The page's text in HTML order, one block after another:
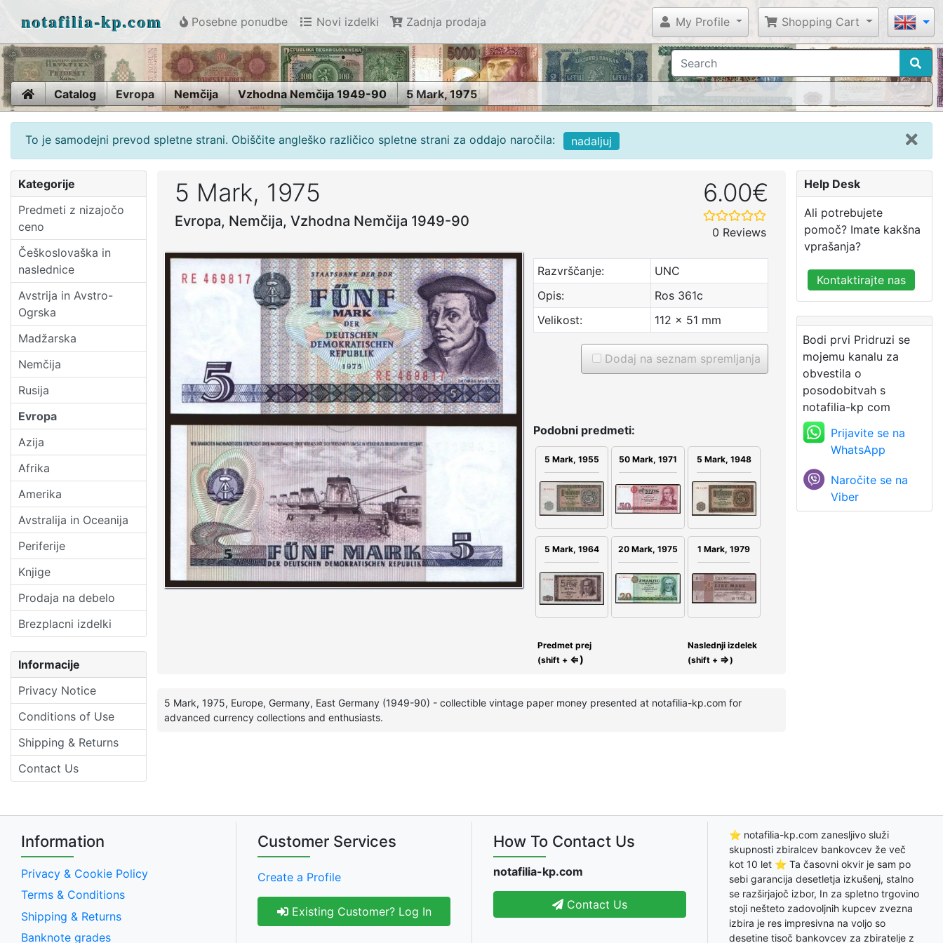
notafilia-kp.com Posebne ponudbe Novi izdelki Zadnja prodaja My Profile Shopping Cart
HomeCatalog Evropa Nemčija Vzhodna Nemčija 1949-90 5 Mark, 1975
To je samodejni prevod spletne strani. Obiščite angleško različico spletne strani za oddajo naročila: nadaljuj
Kategorije
Predmeti z nizajočo
ceno
Češkoslovaška in
naslednice
Avstrija in Avstro-
Ogrska
Madžarska
Nemčija
Rusija
Evropa
Azija
Afrika
Amerika
Avstralija in Oceanija
Periferije
Knjige
Prodaja na debelo
Brezplacni izdelki
Informacije
Privacy Notice
Conditions of Use
Shipping & Returns
Contact Us
5 Mark, 1975
Evropa, Nemčija, Vzhodna Nemčija 1949-90
6.00€
0 Reviews
Razvrščanje:
UNC
Opis:
Ros 361c
Velikost:
112 x 51 mm
Dodaj na seznam spremljanja
Podobni predmeti:
5 Mark, 1955 50 Mark, 1971 5 Mark, 1948
5 Mark, 1964 20 Mark, 1975 1 Mark, 1979
Predmet prej
(shift + ⇐)
Naslednji izdelek
(shift + ⇒)
5 Mark, 1975, Europe, Germany, East Germany (1949-90) - collectible vintage paper money presented at notafilia-kp.com for
advanced currency collections and enthusiasts.
Help Desk
Ali potrebujete
pomoč? Imate kakšna
vprašanja?
Kontaktirajte nas
Bodi prvi Pridruzi se
mojemu kanalu za
obvestila o
posodobitvah s
notafilia-kp com
Prijavite se na
WhatsApp
Naročite se na
Viber
Information
Privacy & Cookie Policy
Terms & Conditions
Shipping & Returns
Banknote grades
Customer Services
Create a Profile
Existing Customer? Log In
How To Contact Us
notafilia-kp.com
Contact Us
⭐ notafilia-kp.com zanesljivo služi
skupnosti zbiralcev bankovcev že več
kot 10 let ⭐ Ta časovni okvir je sam po
sebi garancija desetletja izkušenj, stalno
se razširjajoč izbor, In za spletno trgovino
stoji nešteto zadovoljnih kupcev zvezna
izbira je res impresivna na voljo so
desetine tisoč bankovcev za zbiratelje z